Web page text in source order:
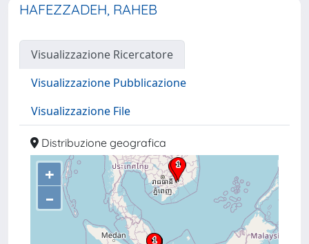
HAFEZZADEH, RAHEB
Visualizzazione Ricercatore
Visualizzazione Pubblicazione
Visualizzazione File
Distribuzione geografica
+
–